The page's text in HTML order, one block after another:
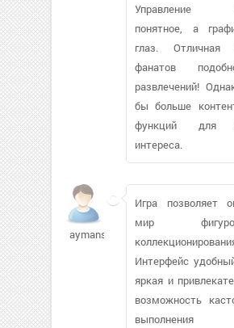
Управление
понятное, а
глаз.
фанатов
развлечений!
бы больше
функций для
интереса.
aymans747
Игра позволяет
мир
Интерфейс
яркая и
возможность
выполнения